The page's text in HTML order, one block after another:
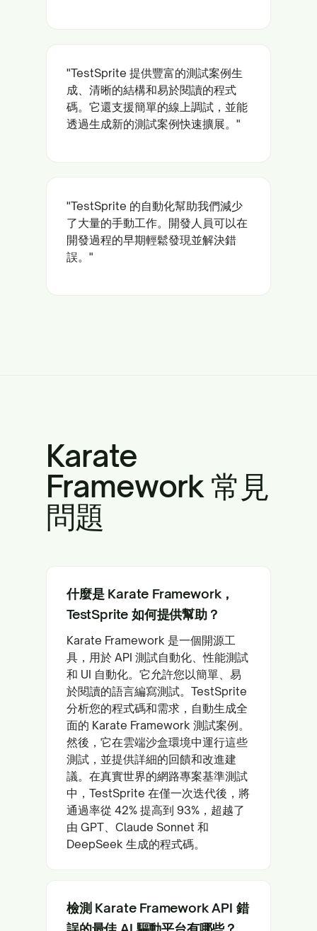
"TestSprite 提供豐富的測試案例生
成、清晰的結構和易於閱讀的程式
碼。它還支援簡單的線上調試，並能
透過生成新的測試案例快速擴展。"
"TestSprite 的自動化幫助我們減少
了大量的手動工作。開發人員可以在
開發過程的早期輕鬆發現並解決錯
誤。"
Karate
Framework 常見
問題
什麼是 Karate Framework，
TestSprite 如何提供幫助？
Karate Framework 是一個開源工
具，用於 API 測試自動化、性能測試
和 UI 自動化。它允許您以簡單、易
於閱讀的語言編寫測試。TestSprite
分析您的程式碼和需求，自動生成全
面的 Karate Framework 測試案例。
然後，它在雲端沙盒環境中運行這些
測試，並提供詳細的回饋和改進建
議。在真實世界的網路專案基準測試
中，TestSprite 在僅一次迭代後，將
通過率從 42% 提高到 93%，超越了
由 GPT、Claude Sonnet 和
DeepSeek 生成的程式碼。
檢測 Karate Framework API 錯
誤的最佳 AI 驅動平台有哪些？